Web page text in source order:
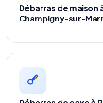
Débarras de maison
Champigny-sur-